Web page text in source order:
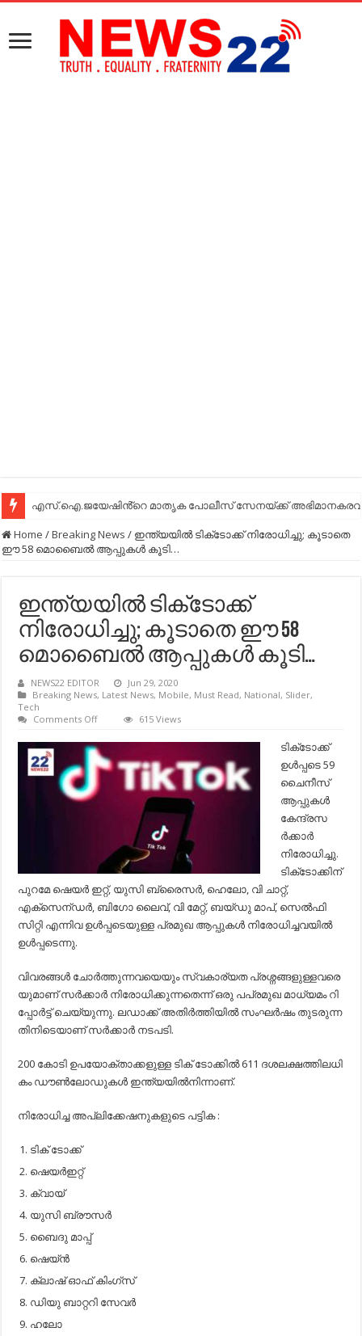
എസ്.ഐ.ജയേഷിൻ്റെ മാതൃക പോലീസ് സേനയ്ക്ക്
Home /Breaking News / ഇന്ത്യയിൽ ടിക്‌ടോക്ക് നിരോധിച്ചു; കൂടാതെ
ഈ 58 മൊബൈൽ ആപ്പുകൾ കൂടി…
ഇന്ത്യയിൽ ടിക്‌ടോക്ക്
നിരോധിച്ചു; കൂടാതെ ഈ 58
മൊബൈൽ ആപ്പുകൾ കൂടി…
NEWS22 EDITOR
Jun 29, 2020
Breaking News, Latest News, Mobile, Must Read, National, Slider,
Tech
Comments Offon
ടിക്‌ടോക്ക്
നിരോധിച്ചു;
കൂടാതെ
58
മൊബൈൽ
615 Views
ടിക്‌ടോക്ക്
ഉള്‍പ്പടെ 59
ചൈനീസ്
ആപ്പുകള്‍
കേന്ദ്രസ
ര്‍ക്കാര്‍
നിരോധിച്ചു.
ടിക്‌ടോക്കിന്
പുറമേ ഷെയര്‍ ഇറ്റ്, യുസി ബ്രൈസര്‍, ഹെലോ, വി ചാറ്റ്,
എക്സെന്ഡര്‍, ബിഗോ ലൈവ്, വി മേറ്റ്, ബയ്ഡു മാപ്, സെല്‍ഫി
സിറ്റി എന്നിവ ഉള്‍പ്പടെയുള്ള പ്രമുഖ ആപ്പുകള്‍ നിരോധിച്ചവയില്‍
ഉള്‍പ്പടെന്നു.
വി​വ​ര​ങ്ങ​ള്‍ ചോ​ര്‍​ത്തു​ന്ന​വ​യെ​യും സ്വ​കാ​ര്യ​ത പ്ര​ശ്ന​ങ്ങ​ളു​ള്ള​വ​രെ​
യു​മാ​ണ് സ​ര്‍​ക്കാ​ര്‍ നി​രോ​ധി​ക്കു​ന്ന​തെ​ന്ന് ഒരു പപ്രമുഖ മാധ്യമം റി​
പ്പോ​ര്‍​ട്ട് ചെ​യ്യു​ന്നു. ല​ഡാ​ക്ക് അ​തി​ര്‍​ത്തി​യി​ല്‍ സം​ഘ​ര്‍​ഷം തു​ട​രു​ന്ന​
തി​നി​ടെ​യാ​ണ് സ​ര്‍​ക്കാ​ര്‍ ന​ട​പ​ടി.
200 കോ​ടി ഉ​പ​യോ​ക്താ​ക്ക​ളു​ള്ള ടി​ക് ടോ​ക്കി​ല്‍ 611 ദ​ശ​ല​ക്ഷ​ത്തി​ല​ധി​
കം ഡൗ​ണ്‍​ലോ​ഡു​ക​ള്‍ ഇ​ന്ത്യ​യി​ല്‍​നി​ന്നാ​ണ്.
നി​രോ​ധി​ച്ച അ​പ്ലി​ക്കേ​ഷ​നു​ക​ളു​ടെ പ​ട്ടി​ക :
ടി​ക് ടോ​ക്ക്
ഷെ​യ​ര്‍​ഇ​റ്റ്
ക്വാ​യ്
യു​സി ബ്രൗ​സ​ര്‍
ബൈ​ദു മാ​പ്പ്
ഷെ​യ്ന്‍
ക്ലാ​ഷ് ഓ​ഫ് കിം​ഗ്സ്
ഡി​യു ബാ​റ്റ​റി സേ​വ​ര്‍
ഹ​ലോ